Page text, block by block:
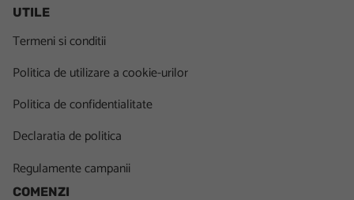
UTILE
Termeni si conditii
Politica de utilizare a cookie-urilor
Politica de confidentialitate
Declaratia de politica
Regulamente campanii
COMENZI